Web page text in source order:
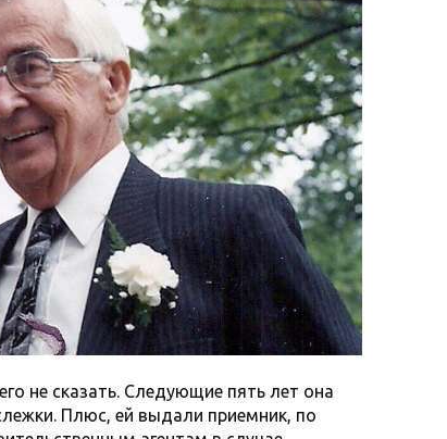
не сказать. Следующие пять лет она
Плюс, ей выдали приемник, по